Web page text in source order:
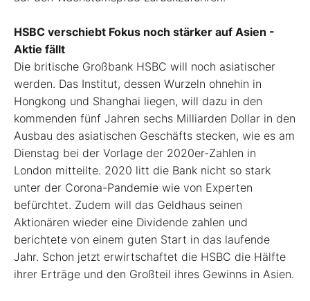
HSBC verschiebt Fokus noch stärker auf Asien -
Aktie fällt
Die britische Großbank HSBC will noch asiatischer
werden. Das Institut, dessen Wurzeln ohnehin in
Hongkong und Shanghai liegen, will dazu in den
kommenden fünf Jahren sechs Milliarden Dollar in den
Ausbau des asiatischen Geschäfts stecken, wie es am
Dienstag bei der Vorlage der 2020er-Zahlen in
London mitteilte. 2020 litt die Bank nicht so stark
unter der Corona-Pandemie wie von Experten
befürchtet. Zudem will das Geldhaus seinen
Aktionären wieder eine Dividende zahlen und
berichtete von einem guten Start in das laufende
Jahr. Schon jetzt erwirtschaftet die HSBC die Hälfte
ihrer Erträge und den Großteil ihres Gewinns in Asien.